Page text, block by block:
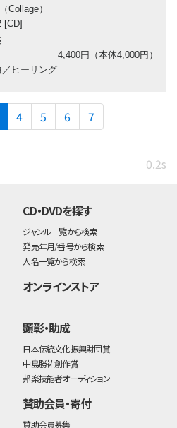
Collage）
[CD]
4,400円（本体4,000円）
／ヒーリング
4 5 6 7
0.2s
CD・DVDを探す
ジャンル一覧から検索
発売年月/番号から検索
人名一覧から検索
オンラインストア
顕彰・助成
日本伝統文化振興財団賞
中島勝祐創作賞
邦楽技能者オーディション
賛助会員・寄付
賛助会員募集